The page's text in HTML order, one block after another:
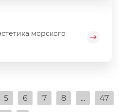
морского
5 6 7 8 ... 47